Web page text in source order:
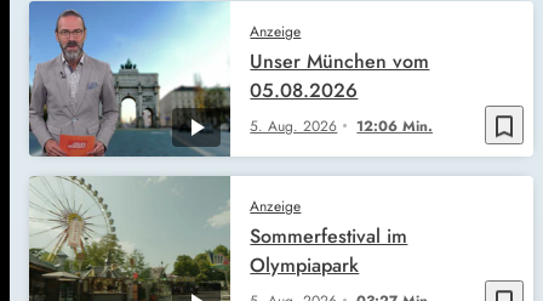
bookmark_border
Anzeige
5. Aug. 2026 12:06 Min.
Unser München vom
05.08.2026
Anzeige
Sommerfestival im
Olympiapark